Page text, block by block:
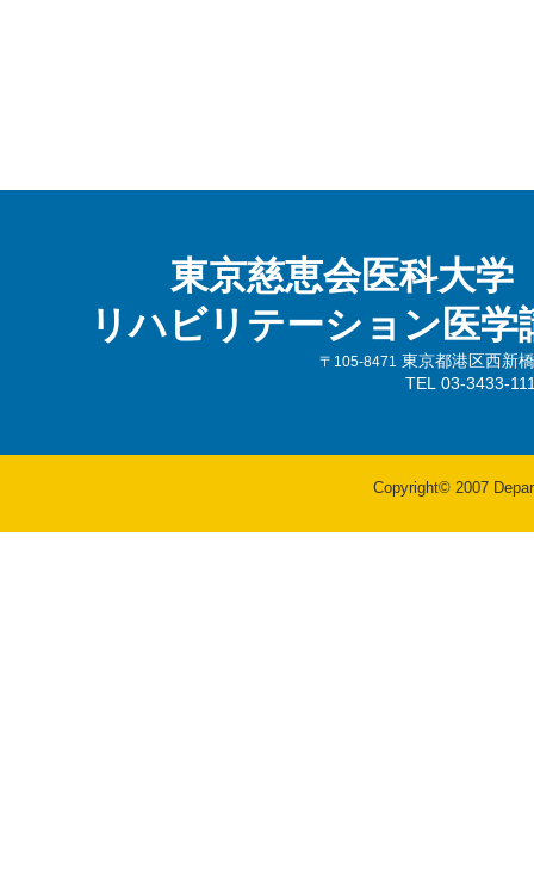
東京慈恵会医科大学
リハビリテーション医学
〒105-8471
東京都港区西新
TEL 03-3433-
Copyright© 2007